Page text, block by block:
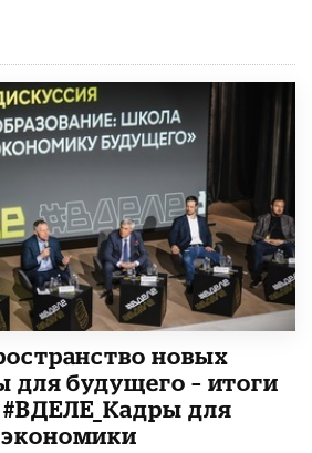
новых
для будущего – итоги
для